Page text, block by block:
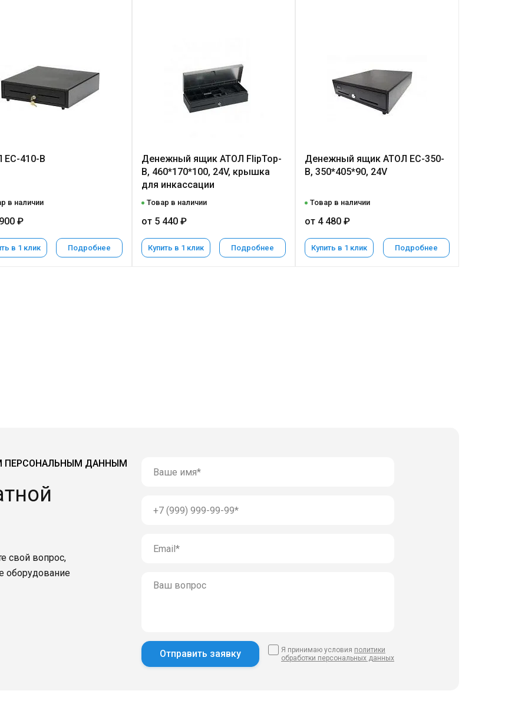
EC-410-B
в наличии
₽
в 1 клик Подробнее
Денежный ящик АТОЛ FlipTop-
B, 460*170*100, 24V, крышка
для инкассации
Товар в наличии
от 5 440 ₽
Купить в 1 клик Подробнее
Денежный ящик АТОЛ EC-350-
B, 350*405*90, 24V
Товар в наличии
от 4 480 ₽
Купить в 1 клик Подробнее
ПЕРСОНАЛЬНЫМ ДАННЫМ
свой вопрос,
оборудование
Я принимаю условия политики
обработки персональных данных